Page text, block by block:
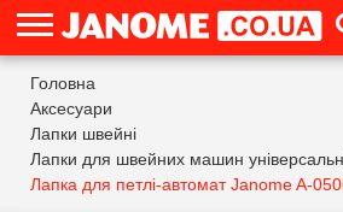
Головна
Аксесуари
Лапки швейні
Лапки для швейних машин
Лапка для петлі-автомат Janome A-